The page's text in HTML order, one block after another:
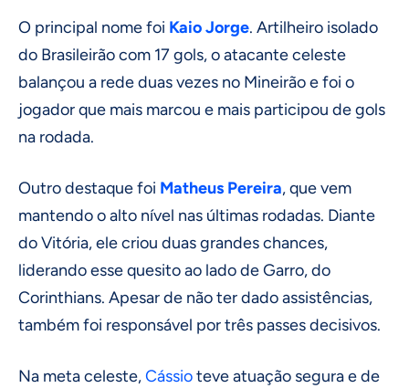
O principal nome foi Kaio Jorge. Artilheiro isolado
do Brasileirão com 17 gols, o atacante celeste
balançou a rede duas vezes no Mineirão e foi o
jogador que mais marcou e mais participou de gols
na rodada.
Outro destaque foi Matheus Pereira, que vem
mantendo o alto nível nas últimas rodadas. Diante
do Vitória, ele criou duas grandes chances,
liderando esse quesito ao lado de Garro, do
Corinthians. Apesar de não ter dado assistências,
também foi responsável por três passes decisivos.
Na meta celeste,Cássioteve atuação segura e de